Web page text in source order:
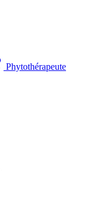
Phytothérapeute